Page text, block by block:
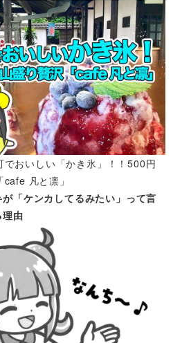
でおいしい「かき氷」！！500円
cafe 凡と凛」
が「ケンカしてるみたい」って言
理由